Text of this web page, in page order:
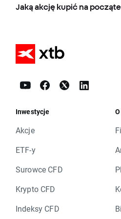
Jaką akcję kupić na
Inwestycje
Akcje
ETF-y
Surowce CFD
Krypto CFD
Indeksy CFD